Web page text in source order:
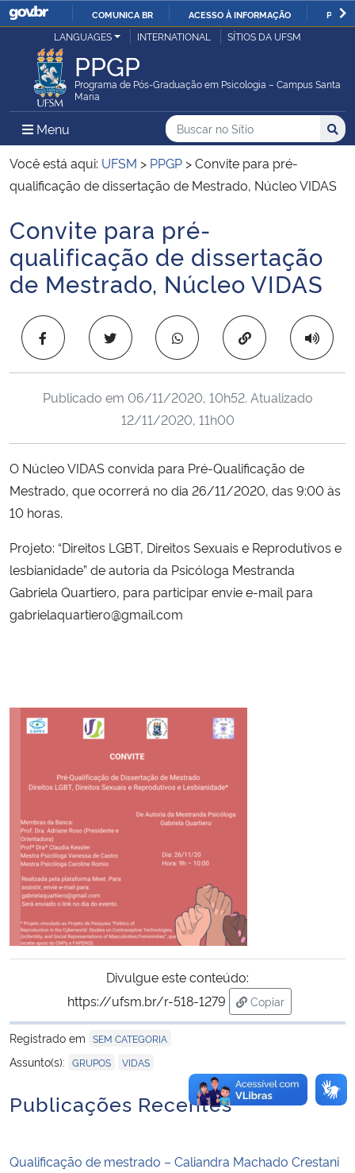
IR
O
COMUNICA BR ACESSO À INFORMAÇÃO
Ministério da Justiça e Segurança Pública
Ministério da Defesa
Ministério das Relações Exteriores
Ministério da Infraestrutura
Ministério da Agricultura, Pecuária e Abastecimento
Ministério da Educação
Ministério da Ciência, Tecnologia, Inovações e Comunicações
Ministério do Turismo
Ministério do Desenvolvimento Regional
Ministério da Mulher, da Família e dos Direitos Humanos
Secretaria de Governo
Gabinete de Segurança Institucional
Advocacia-Geral da União
Planalto
LANGUAGES INTERNATIONAL SÍTIOS DA UFSM
PPGP
Programa de Pós-Graduação em Psicologia – Campus Santa
Maria
Menu Menu Principal do Sítio
Busca
Buscar no no Sítio
Busca:
Você está aqui: UFSM > PPGP >Convite para pré-
qualificação de dissertação de Mestrado, Núcleo VIDAS
Início do conteúdo
Convite para pré-
qualificação de dissertação
de Mestrado, Núcleo VIDAS
Copiar para área
Publicado em 06/11/2020, 10h52. Atualizado
12/11/2020, 11h00
O Núcleo VIDAS convida para Pré-Qualificação de
Mestrado, que ocorrerá no dia 26/11/2020, das 9:00 às
10 horas.
Projeto: “Direitos LGBT, Direitos Sexuais e Reprodutivos e
lesbianidade” de autoria da Psicóloga Mestranda
Gabriela Quartiero, para participar envie e-mail para
gabrielaquartiero@gmail.com
Divulgue este conteúdo:
https://ufsm.br/r-518-1279
Copiar
para área de
Registrado em SEM CATEGORIA
Assunto(s): GRUPOS VIDAS
Publicações Recentes
Qualificação de mestrado – Caliandra Machado Crestani